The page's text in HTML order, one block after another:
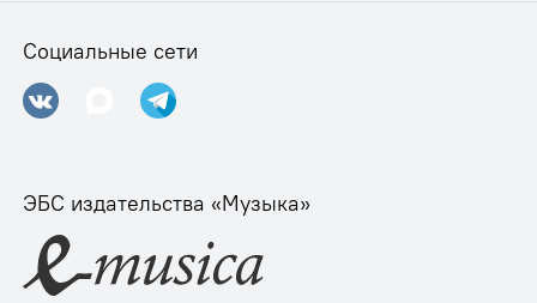
Социальные сети
ЭБС издательства «Музыка»